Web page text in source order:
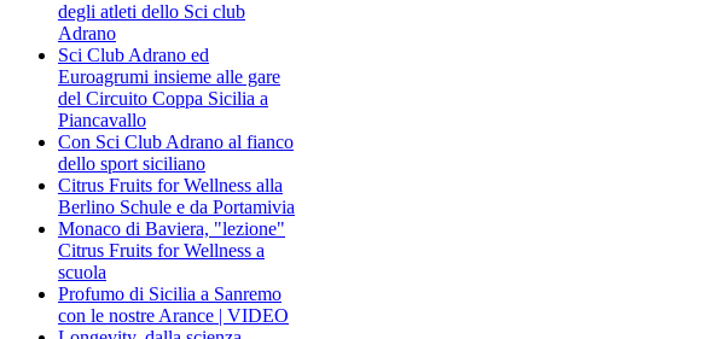
degli atleti dello Sci club
Adrano
Sci Club Adrano ed
Euroagrumi insieme alle gare
del Circuito Coppa Sicilia a
Piancavallo
Con Sci Club Adrano al fianco
dello sport siciliano
Citrus Fruits for Wellness alla
Berlino Schule e da Portamivia
Monaco di Baviera, "lezione"
Citrus Fruits for Wellness a
scuola
Profumo di Sicilia a Sanremo
con le nostre Arance | VIDEO